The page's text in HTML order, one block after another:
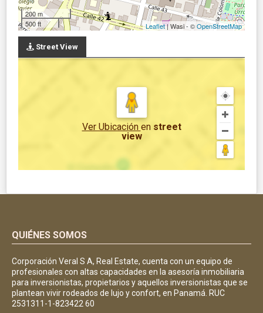
200 m
500 ft
Leaflet| Wasi - ©OpenStreetMap
Street View
Ver Ubicación en street
view
QUIÉNES SOMOS
Corporación Veral S A, Real Estate, cuenta con un equipo de
profesionales con altas capacidades en la asesoría inmobiliaria
para inversionistas, propietarios y aquellos inversionistas que se
plantean vivir rodeados de lujo y confort, en Panamá. RUC
2531311-1-823422 60